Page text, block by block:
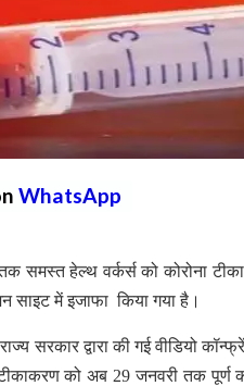
WhatsApp
समस्त हेल्थ वर्कर्स को कोरोना
में इजाफा किया गया है।
सरकार द्वारा की गई वीडियो
टीकाकरण को अब 29 जनवरी तक